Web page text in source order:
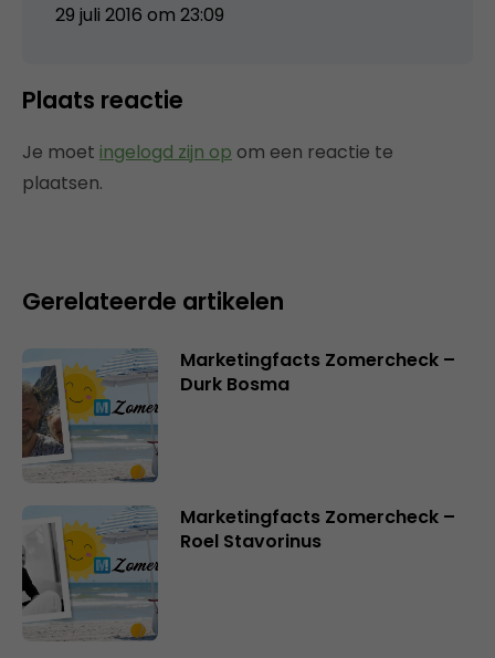
29 juli 2016 om 23:09
Plaats reactie
Je moet ingelogd zijn op om een reactie te
plaatsen.
Gerelateerde artikelen
Marketingfacts Zomercheck –
Durk Bosma
Marketingfacts Zomercheck –
Roel Stavorinus